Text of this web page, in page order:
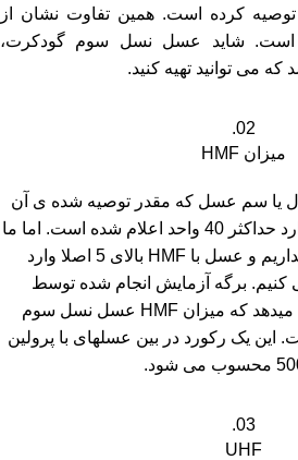
180 واحد را توصیه کرده است. همین تفاوت نشان از
شاید عسل نسل سوم گودکرت،
که می توانید تهیه کنید.
02.
میزان HMF
یا سم عسل که مقدر توصیه شده ی آن
توسط سازمان ملی استاندارد حداکثر 40 واحد اعلام شده است. اما ما
اعتقادی به این حداکثر نداریم و عسل با HMF بالای 5 اصلا وارد
برگه آزمایش انجام شده توسط
آزمایشگاه ویرومد نشان میدهد که میزان HMF عسل نسل سوم
2 واحد است. این یک رکورد در بین عسلهای با پرولین
03.
UHF